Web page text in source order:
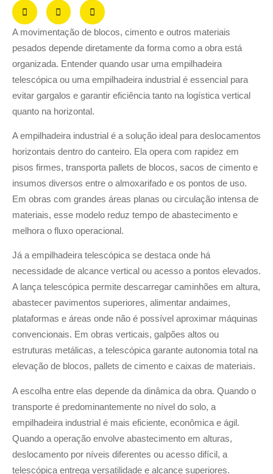
A movimentação de blocos, cimento e outros materiais
pesados depende diretamente da forma como a obra está
organizada. Entender quando usar uma empilhadeira
telescópica ou uma empilhadeira industrial é essencial para
evitar gargalos e garantir eficiência tanto na logística vertical
quanto na horizontal.
A empilhadeira industrial é a solução ideal para deslocamentos
horizontais dentro do canteiro. Ela opera com rapidez em
pisos firmes, transporta pallets de blocos, sacos de cimento e
insumos diversos entre o almoxarifado e os pontos de uso.
Em obras com grandes áreas planas ou circulação intensa de
materiais, esse modelo reduz tempo de abastecimento e
melhora o fluxo operacional.
Já a empilhadeira telescópica se destaca onde há
necessidade de alcance vertical ou acesso a pontos elevados.
A lança telescópica permite descarregar caminhões em altura,
abastecer pavimentos superiores, alimentar andaimes,
plataformas e áreas onde não é possível aproximar máquinas
convencionais. Em obras verticais, galpões altos ou
estruturas metálicas, a telescópica garante autonomia total na
elevação de blocos, pallets de cimento e caixas de materiais.
A escolha entre elas depende da dinâmica da obra. Quando o
transporte é predominantemente no nível do solo, a
empilhadeira industrial é mais eficiente, econômica e ágil.
Quando a operação envolve abastecimento em alturas,
deslocamento por níveis diferentes ou acesso difícil, a
telescópica entrega versatilidade e alcance superiores.